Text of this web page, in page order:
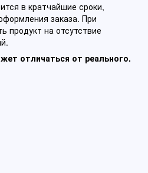
в кратчайшие сроки,
заказа. При
продукт на отсутствие
отличаться от реального.